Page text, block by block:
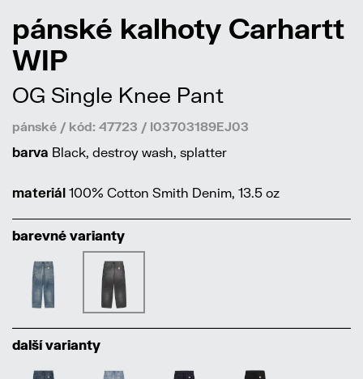
pánské kalhoty Carhartt
WIP
OG Single Knee Pant
pánské / kód: 47723 / I03703189EJ03
barva Black, destroy wash, splatter
materiál 100% Cotton Smith Denim, 13.5 oz
barevné varianty
další varianty